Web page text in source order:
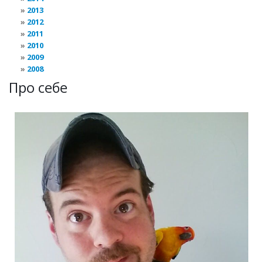
2013
2012
2011
2010
2009
2008
Про себе